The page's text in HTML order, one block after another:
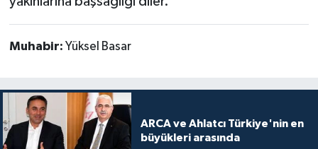
Muhabir: Yüksel Basar
ARCA ve Ahlatcı Türkiye'nin en
büyükleri arasında